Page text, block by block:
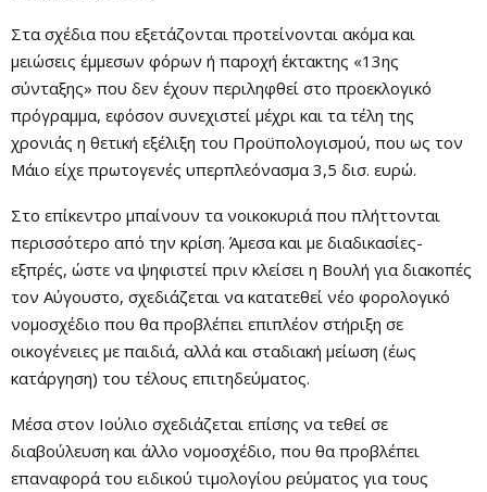
Στα σχέδια που εξετάζονται προτείνονται ακόμα και
μειώσεις έμμεσων φόρων ή παροχή έκτακτης «13ης
σύνταξης» που δεν έχουν περιληφθεί στο προεκλογικό
πρόγραμμα, εφόσον συνεχιστεί μέχρι και τα τέλη της
χρονιάς η θετική εξέλιξη του Προϋπολογισμού, που ως τον
Μάιο είχε πρωτογενές υπερπλεόνασμα 3,5 δισ. ευρώ.
Στο επίκεντρο μπαίνουν τα νοικοκυριά που πλήττονται
περισσότερο από την κρίση. Άμεσα και με διαδικασίες-
εξπρές, ώστε να ψηφιστεί πριν κλείσει η Βουλή για διακοπές
τον Αύγουστο, σχεδιάζεται να κατατεθεί νέο φορολογικό
νομοσχέδιο που θα προβλέπει επιπλέον στήριξη σε
οικογένειες με παιδιά, αλλά και σταδιακή μείωση (έως
κατάργηση) του τέλους επιτηδεύματος.
Μέσα στον Ιούλιο σχεδιάζεται επίσης να τεθεί σε
διαβούλευση και άλλο νομοσχέδιο, που θα προβλέπει
επαναφορά του ειδικού τιμολογίου ρεύματος για τους